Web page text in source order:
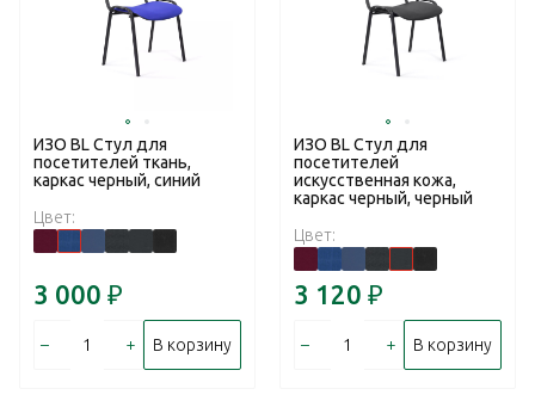
ИЗО BL Стул для
посетителей ткань,
каркас черный, синий
Цвет:
3 000 ₽
– + В корзину
ИЗО BL Стул для
посетителей
искусственная кожа,
каркас черный, черный
Цвет:
3 120 ₽
– + В корзину